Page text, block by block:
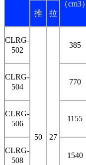
（cm3）
推
拉
CLRG-
502
50 27
385
CLRG-
504
770
CLRG-
506
1155
CLRG-
508
1540